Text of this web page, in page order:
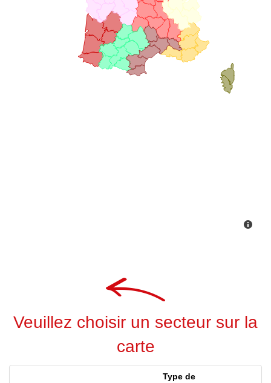
Veuillez choisir un secteur sur la
carte
Type de